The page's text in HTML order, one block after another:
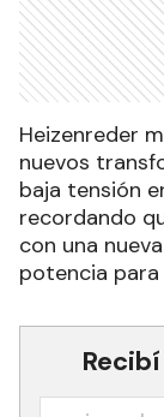
Heizenreder
nuevos
baja tensión
recordando
con una
potencia